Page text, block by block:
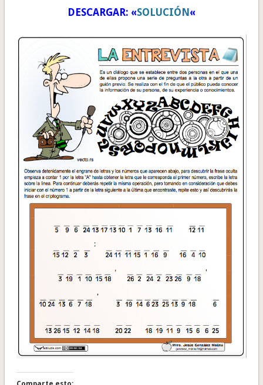
DESCARGAR: «SOLUCIÓN «